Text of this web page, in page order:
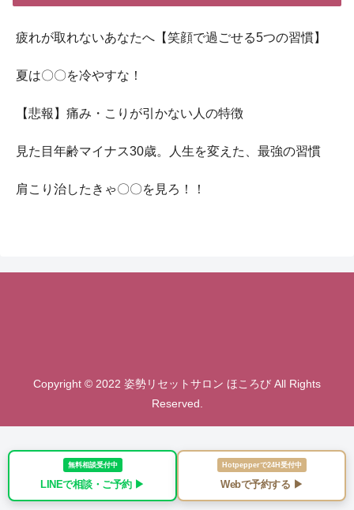
疲れが取れないあなたへ【笑顔で過ごせる5つの習慣】
夏は〇〇を冷やすな！
【悲報】痛み・こりが引かない人の特徴
見た目年齢マイナス30歳。人生を変えた、最強の習慣
肩こり治したきゃ〇〇を見ろ！！
無料相談受付中
LINEで相談・ご予約 ▶︎
Hotpepperで24H受付中
Webで予約する ▶︎
Copyright © 2022 姿勢リセットサロン ほころび All Rights
Reserved.